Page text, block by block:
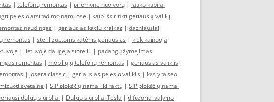
| telefonų remontas | priemonė nuo vorų | lauko kubilai
pelesio atsiradimo namuose | kaip išsirinkti geriausią valiklį
naudingas | geriausias kaciu kraikas | dazniausiai
remontas | sterilizuotoms katėms geriausias | kiek kainuoja
| lietuvoje daugeja stoteliu | padangų žymėjimas
remontas | mobiliųjų telefonų remontas | geriausias valiklis
| josera classic | geriausias pelesio valiklis | kas yra seo
svetaine | SIP plokščių namai iki raktų | SIP plokščių namai
dulkių siurbliai | Dulkiu siurbliai Tesla | difuzoriai valymo